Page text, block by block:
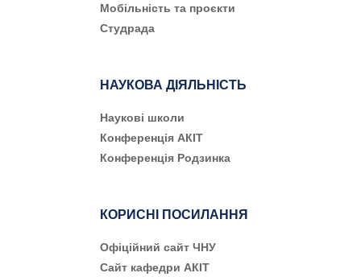
Мобільність та проєкти
Студрада
НАУКОВА ДІЯЛЬНІСТЬ
Наукові школи
Конференція АКІТ
Конференція Родзинка
КОРИСНІ ПОСИЛАННЯ
Офіційний сайт ЧНУ
Сайт кафедри АКІТ